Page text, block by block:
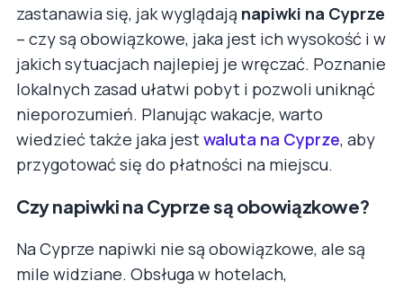
zastanawia się, jak wyglądają napiwki na Cyprze
– czy są obowiązkowe, jaka jest ich wysokość i w
jakich sytuacjach najlepiej je wręczać. Poznanie
lokalnych zasad ułatwi pobyt i pozwoli uniknąć
nieporozumień. Planując wakacje, warto
wiedzieć także jaka jestwaluta na Cyprze, aby
przygotować się do płatności na miejscu.
Czy napiwki na Cyprze są obowiązkowe?
Na Cyprze napiwki nie są obowiązkowe, ale są
mile widziane. Obsługa w hotelach,